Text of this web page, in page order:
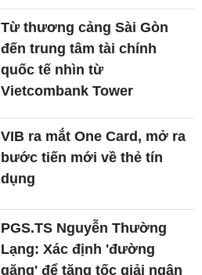
Từ thương cảng Sài Gòn
đến trung tâm tài chính
quốc tế nhìn từ
Vietcombank Tower
VIB ra mắt One Card, mở ra
bước tiến mới về thẻ tín
dụng
PGS.TS Nguyễn Thường
Lạng: Xác định 'đường
găng' để tăng tốc giải ngân